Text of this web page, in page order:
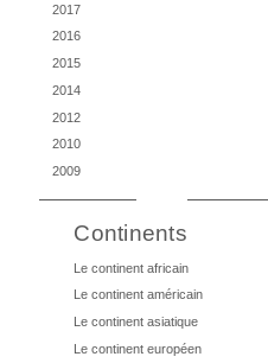
2017
2016
2015
2014
2012
2010
2009
Continents
Le continent africain
Le continent américain
Le continent asiatique
Le continent européen